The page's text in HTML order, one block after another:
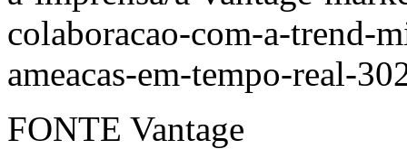
colaboracao-com-a-trend-
ameacas-em-tempo-real-
FONTE Vantage